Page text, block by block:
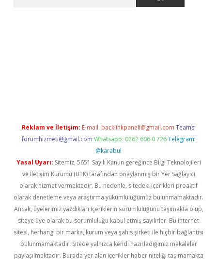
Reklam ve İletişim: E-mail: backlinkpaneli@gmail.com Teams:
forumhizmeti@gmail.com Whatsapp: 0262 606 0 726 Telegram:
@karabul
Yasal Uyarı: Sitemiz, 5651 Sayılı Kanun gereğince Bilgi Teknolojileri
ve İletişim Kurumu (BTK) tarafından onaylanmış bir Yer Sağlayıcı
olarak hizmet vermektedir. Bu nedenle, sitedeki içerikleri proaktif
olarak denetleme veya araştırma yükümlülüğümüz bulunmamaktadır.
Ancak, üyelerimiz yazdıkları içeriklerin sorumluluğunu taşımakta olup,
siteye üye olarak bu sorumluluğu kabul etmiş sayılırlar. Bu internet
sitesi, herhangi bir marka, kurum veya şahıs şirketi ile hiçbir bağlantısı
bulunmamaktadır. Sitede yalnızca kendi hazırladığımız makaleler
paylaşılmaktadır. Burada yer alan içerikler haber niteliği taşımamakta